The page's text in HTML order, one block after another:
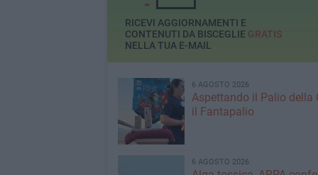
RICEVI AGGIORNAMENTI E
CONTENUTI DA BISCEGLIE GRATIS
NELLA TUA E-MAIL
6 AGOSTO 2026
Aspettando il Palio della
il Fantapalio
6 AGOSTO 2026